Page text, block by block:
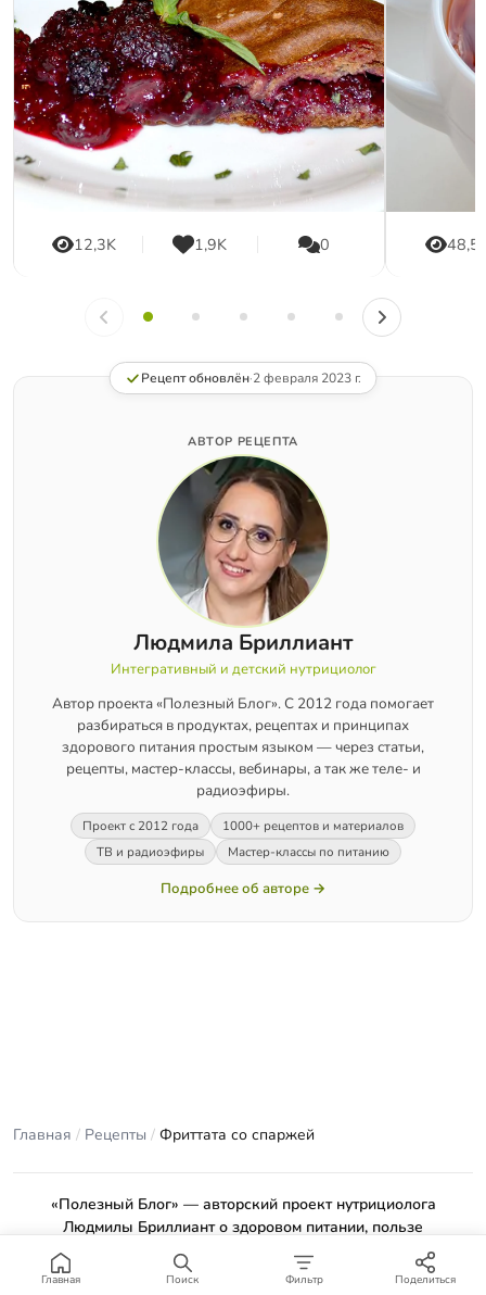
12,3K 1,9K 0
Рецепт обновлён·2 февраля 2023 г.
АВТОР РЕЦЕПТА
Людмила Бриллиант
Интегративный и детский нутрициолог
Автор проекта «Полезный Блог». С 2012 года помогает
разбираться в продуктах, рецептах и принципах
здорового питания простым языком — через статьи,
рецепты, мастер-классы, вебинары, а так же теле- и
радиоэфиры.
Проект с 2012 года
1000+ рецептов и материалов
ТВ и радиоэфиры
Мастер-классы по питанию
Подробнее об авторе →
Главная / Рецепты / Фриттата со спаржей
«Полезный Блог» — авторский проект нутрициолога
Людмилы Бриллиант о здоровом питании, пользе
продуктов и проверенных рецептах.
Материалы сайта носят ознакомительный характер и не
Главная Поиск Фильтр Поделиться